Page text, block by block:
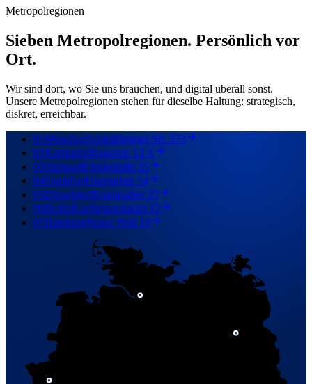
Metropolregionen
Sieben Metropolregionen. Persönlich vor
Ort.
Wir sind dort, wo Sie uns brauchen, und digital überall sonst.
Unsere Metropolregionen stehen für dieselbe Haltung: strategisch,
diskret, erreichbar.
01MünchenSchleißheimer Str. 373
02KarlsruheBrauerstr. 12 A
03StuttgartKönigstraße 35
04FrankfurtOpernplatz 14
05DüsseldorfKönigsallee 27
06BerlinKurfürstendamm 15
07HamburgNeuer Wall 10